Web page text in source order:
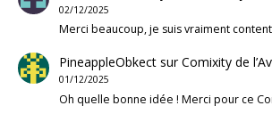
02/12/2025
Merci beaucoup, je suis vraiment
PineappleObkectsurComixity de
01/12/2025
Oh quelle bonne idée ! Merci pour ce